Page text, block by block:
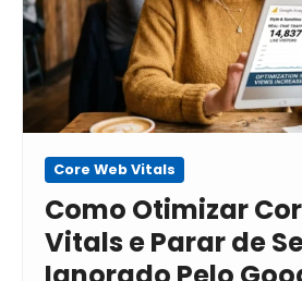
Core Web Vitals
Como Otimizar
Vitals e Parar de